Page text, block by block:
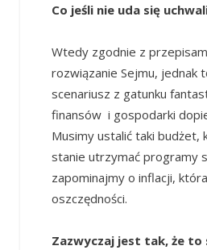
Co jeśli nie uda się
Wtedy zgodnie z
rozwiązanie Sejmu, jednak
scenariusz z gatunku
finansów i gospodarki
Musimy ustalić taki budżet,
stanie utrzymać programy
zapominajmy o inflacji,
oszczędności.
Zazwyczaj jest tak, że to